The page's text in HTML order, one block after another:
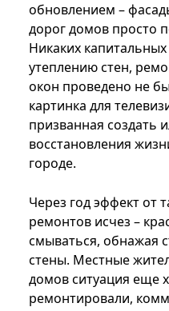
обновлением –
дорог домов просто
Никаких
утеплению стен,
окон проведено не
картинка для
призванная создать
восстановления
городе.
Через год эффект от
ремонтов исчез –
смываться, обнажая
стены. Местные
домов ситуация еще
ремонтировали,